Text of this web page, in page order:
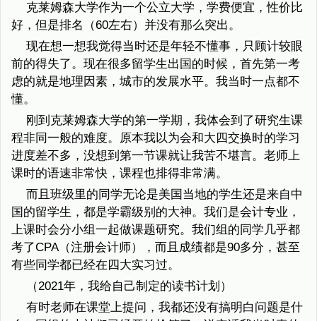
克莱姆森大学作为一个公立大学，学费便宜，性价比
好，但是排名（60左右）并没有那么突出。
现在想一想我觉得当时还是年轻不懂事，只顾计较眼
前的得失了。现在很多留学生出国的时候，首先第一考
虑的就是地理因素，城市的发展水平。我当时一点都不
懂。
刚到克莱姆森大学的第一学期，我体会到了研究生课
程非同一般的难度。原本我以为会和大四交换时的学习
进度差不多，没想到第一节课就让我苦不堪言。老师上
课时的语速非常快，课程也排得非常满。
而且班级里的同学无论是美国当地的学生还是来自中
国的留学生，都是学霸级别的大神。我们是会计专业，
上课时会分小组一起做课题研究。我们组的同学几乎都
考了CPA（注册会计师），而且成绩都是90多分，甚至
有些同学都已经在四大实习过。
（2021年，我给自己制定的读书计划）
有时老师在课堂上提问，我都还没有搞明白问题是什